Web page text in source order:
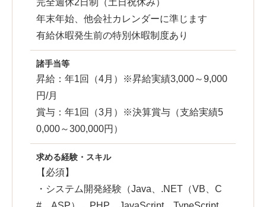
完全週休2日制（土日祝休み）
年末年始、他会社カレンダーに準じます
有給休暇発生前の特別休暇制度あり
諸手当等
昇給：年1回（4月）※昇給実績3,000～9,000
円/月
賞与：年1回（3月）※決算賞与（支給実績5
0,000～300,000円）
求める経験・スキル
【必須】
・システム開発経験（Java、.NET（VB、C